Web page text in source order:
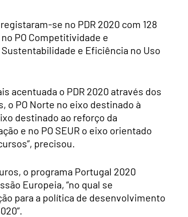
se no PDR 2020 com 128
PO Competitividade e
e Eficiência no Uso
acentuada o PDR 2020 através dos
PO Norte no eixo destinado à
destinado ao reforço da
e no PO SEUR o eixo orientado
precisou.
o programa Portugal 2020
Europeia, “no qual se
para a política de desenvolvimento